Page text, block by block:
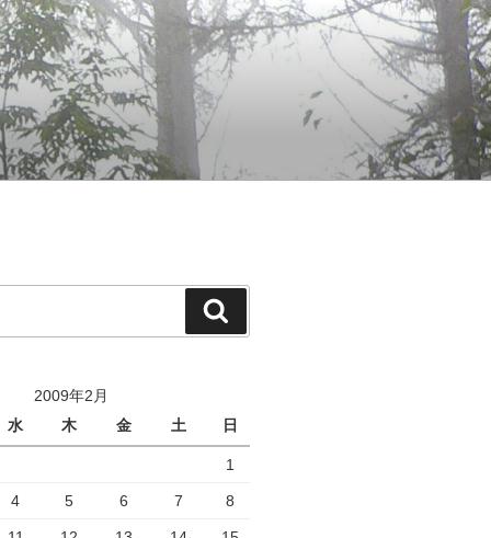
索
2009年2月
水
木 金 土 日
1
4 5 6 7 8